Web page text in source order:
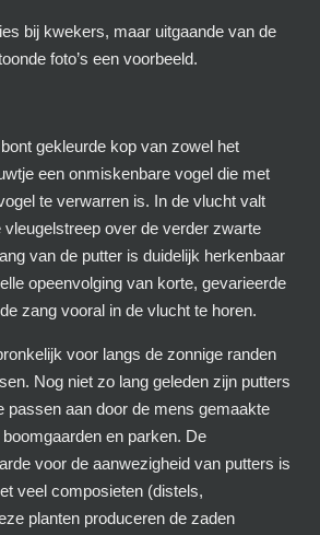
bij kwekers, maar uitgaande van de
foto’s een voorbeeld.
gekleurde kop van zowel het
een onmiskenbare vogel die met
te verwarren is. In de vlucht valt
vleugelstreep over de verder zwarte
van de putter is duidelijk herkenbaar
opeenvolging van korte, gevarieerde
zang vooral in de vlucht te horen.
voor langs de zonnige randen
Nog niet zo lang geleden zijn putters
passen aan door de mens gemaakte
en parken. De
voor de aanwezigheid van putters is
veel composieten (distels,
planten produceren de zaden